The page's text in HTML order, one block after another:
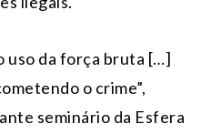
uso da força bruta […]
o crime”,
seminário da Esfera